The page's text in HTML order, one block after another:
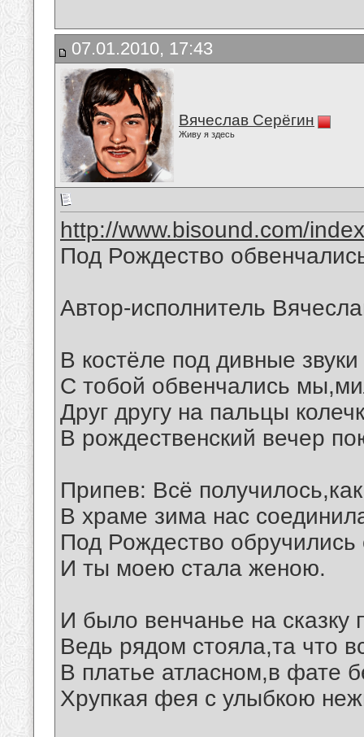
07.01.2010, 17:43
Вячеслав Серёгин
Живу я здесь
http://www.bisound.com/
Под Рождество
Автор-исполнитель
В костёле под дивные звуки
С тобой обвенчались
Друг другу на пальцы
В рождественский вечер
Припев: Всё
В храме зима нас
Под Рождество обручились
И ты моею стала женою.
И было венчанье на сказку
Ведь рядом стояла,та что
В платье атласном,в фате
Хрупкая фея с улыбкою